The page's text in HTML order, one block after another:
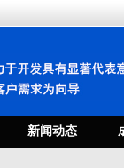
新闻动态